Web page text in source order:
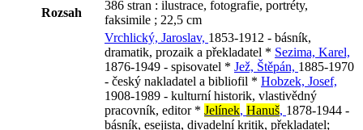
Rozsah
386 stran : ilustrace, fotografie, portréty,
faksimile ; 22,5 cm
Vrchlický, Jaroslav, 1853-1912 - básník,
dramatik, prozaik a překladatel * Sezima, Karel,
1876-1949 - spisovatel * Jež, Štěpán, 1885-1970
- český nakladatel a bibliofil * Hobzek, Josef,
1908-1989 - kulturní historik, vlastivědný
pracovník, editor * Jelínek, Hanuš, 1878-1944 -
básník, esejista, divadelní kritik, překladatel;